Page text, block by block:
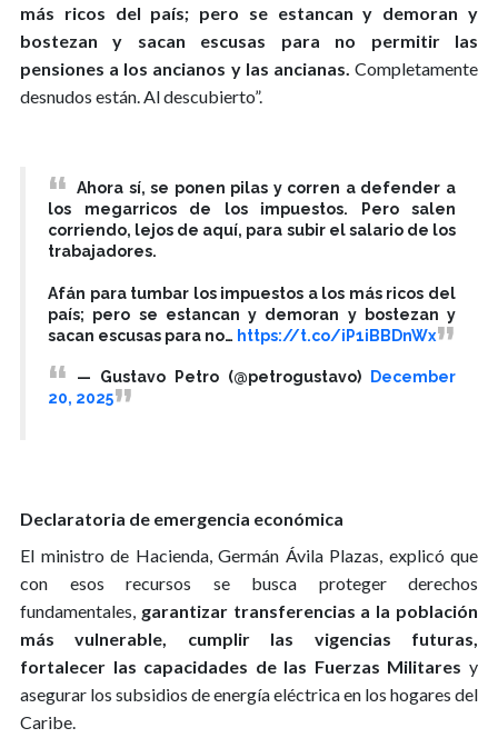
más ricos del país; pero se estancan y demoran y
bostezan y sacan escusas para no permitir las
pensiones a los ancianos y las ancianas. Completamente
desnudos están. Al descubierto”.
Ahora sí, se ponen pilas y corren a defender a
los megarricos de los impuestos. Pero salen
corriendo, lejos de aquí, para subir el salario de los
trabajadores.
Afán para tumbar los impuestos a los más ricos del
país; pero se estancan y demoran y bostezan y
sacan escusas para no… https://t.co/iP1iBBDnWx
— Gustavo Petro (@petrogustavo)
December
20, 2025
Declaratoria de emergencia económica
El ministro de Hacienda, Germán Ávila Plazas, explicó que
con esos recursos se busca proteger derechos
fundamentales, garantizar transferencias a la población
más vulnerable, cumplir las vigencias futuras,
fortalecer las capacidades de las Fuerzas Militares y
asegurar los subsidios de energía eléctrica en los hogares del
Caribe.